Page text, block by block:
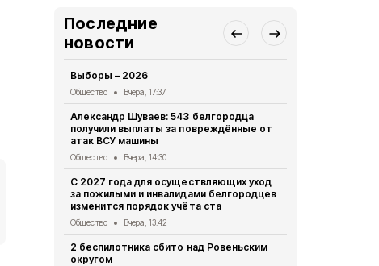
Последние
новости
Выборы – 2026
Общество Вчера, 17:37
Александр Шуваев: 543 белгородца
получили выплаты за повреждённые от
атак ВСУ машины
Общество Вчера, 14:30
С 2027 года для осуществляющих уход
за пожилыми и инвалидами белгородцев
изменится порядок учёта ста
Общество Вчера, 13:42
2 беспилотника сбито над Ровеньским
округом